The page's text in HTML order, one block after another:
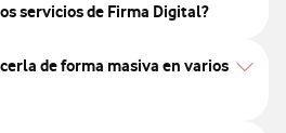
servicios de Firma Digital?
de forma masiva en varios